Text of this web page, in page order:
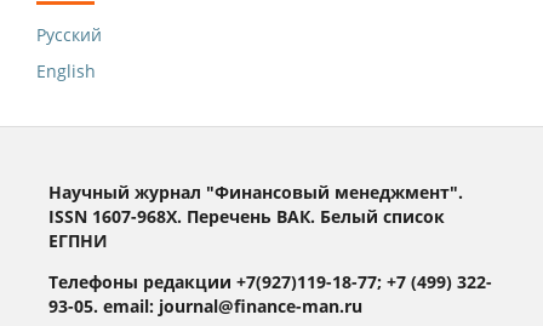
Русский
English
Научный журнал "Финансовый менеджмент".
ISSN 1607-968X. Перечень ВАК. Белый список
ЕГПНИ
Телефоны редакции +7(927)119-18-77; +7 (499) 322-
93-05. email: journal@finance-man.ru